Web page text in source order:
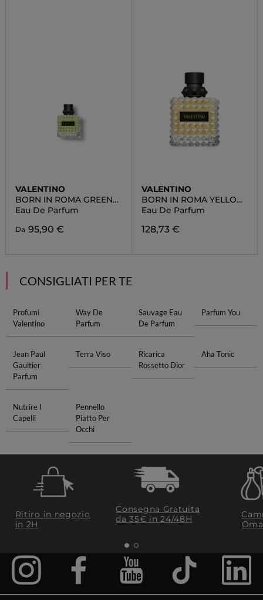
VALENTINO
BORN IN ROMA GREEN
DONNA
Eau De Parfum
Da 95,90 €
VALENTINO
BORN IN ROMA YELLOW
DREAM
Eau De Parfum
128,73 €
CONSIGLIATI PER TE
Profumi
Valentino
Way De
Parfum
Sauvage Eau
De Parfum
Parfum You
Jean Paul
Gaultier
Parfum
Terra Viso
Ricarica
Rossetto Dior
Aha Tonic
Nutrire I
Capelli
Pennello
Piatto Per
Occhi
Ritiro in negozio
in 2H
Consegna Gratuita
da 35€​ in 24/48H